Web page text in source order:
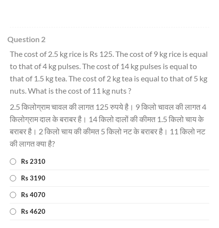
Question 2
The cost of 2.5 kg rice is Rs 125. The cost of 9 kg rice is equal
to that of 4 kg pulses. The cost of 14 kg pulses is equal to
that of 1.5 kg tea. The cost of 2 kg tea is equal to that of 5 kg
nuts. What is the cost of 11 kg nuts ?
2.5 किलोग्राम चावल की लागत 125 रुपये है। 9 किलो चावल की लागत 4
किलोग्राम दाल के बराबर है। 14 किलो दालों की कीमत 1.5 किलो चाय के
बराबर है। 2 किलो चाय की कीमत 5 किलो नट के बराबर है। 11 किलो नट
की लागत क्या है?
Rs 2310
Rs 3190
Rs 4070
Rs 4620